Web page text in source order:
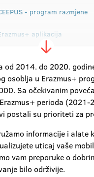
- program razmjene
aplikacija
mobilnost
sa razmjene
i privremeni boravak
srpskog jezika za strance
od 2014. do 2020.
osoblja u Erazmus+
Sa očekivanim
perioda (2021-
postali su prioriteti za
informacije i alate
uticaj vaše
vam preporuke o
bilo održivije.